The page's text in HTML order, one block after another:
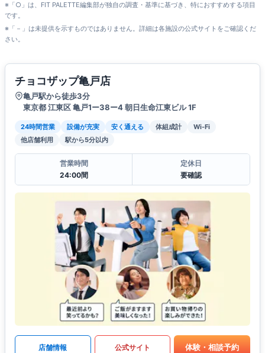
※「○」は、FIT PALETTE編集部が独自の調査・基準に基づき、特におすすめする項目
です。
※「－」は未提供を示すものではありません。詳細は各施設の公式サイトをご確認くだ
さい。
チョコザップ亀戸店
亀戸駅から徒歩3分
東京都 江東区 亀戸1ー38ー4 朝日生命江東ビル 1F
24時間営業 設備が充実 安く通える 体組成計
Wi-Fi
他店舗利用
駅から5分以内
営業時間
24:00間
定休日
要確認
店舗情報 公式サイト 体験・相談予約